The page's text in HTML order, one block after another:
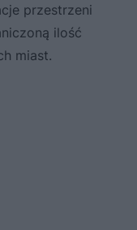
przestrzeni
ilość
miast.